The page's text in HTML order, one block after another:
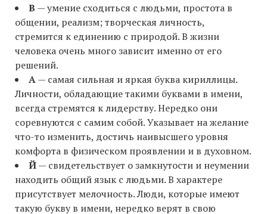
В — умение сходиться с людьми, простота в
общении, реализм; творческая личность,
стремится к единению с природой. В жизни
человека очень много зависит именно от его
решений.
А— самая сильная и яркая буква кириллицы.
Личности, обладающие такими буквами в имени,
всегда стремятся к лидерству. Нередко они
соревнуются с самим собой. Указывает на желание
что-то изменить, достичь наивысшего уровня
комфорта в физическом проявлении и в духовном.
Й— свидетельствует о замкнутости и неумении
находить общий язык с людьми. В характере
присутствует мелочность. Люди, которые имеют
такую букву в имени, нередко верят в свою